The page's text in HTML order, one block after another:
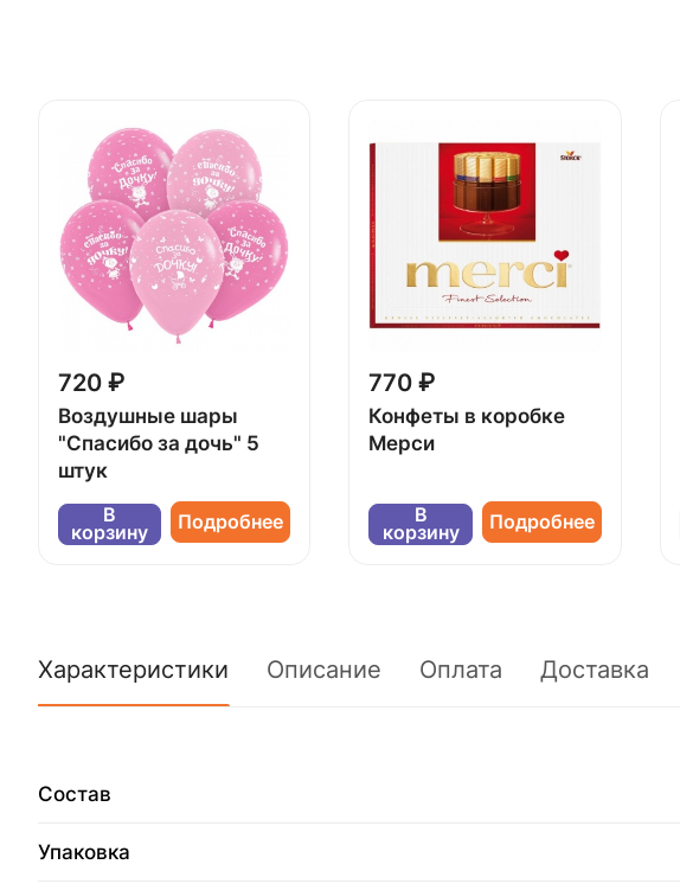
720 ₽
Воздушные шары
"Спасибо за дочь" 5
штук
В
корзину
Подробнее
770 ₽
Конфеты в коробке
Мерси
В
корзину
Подробнее
Характеристики Описание Оплата Доставка
Состав
Упаковка